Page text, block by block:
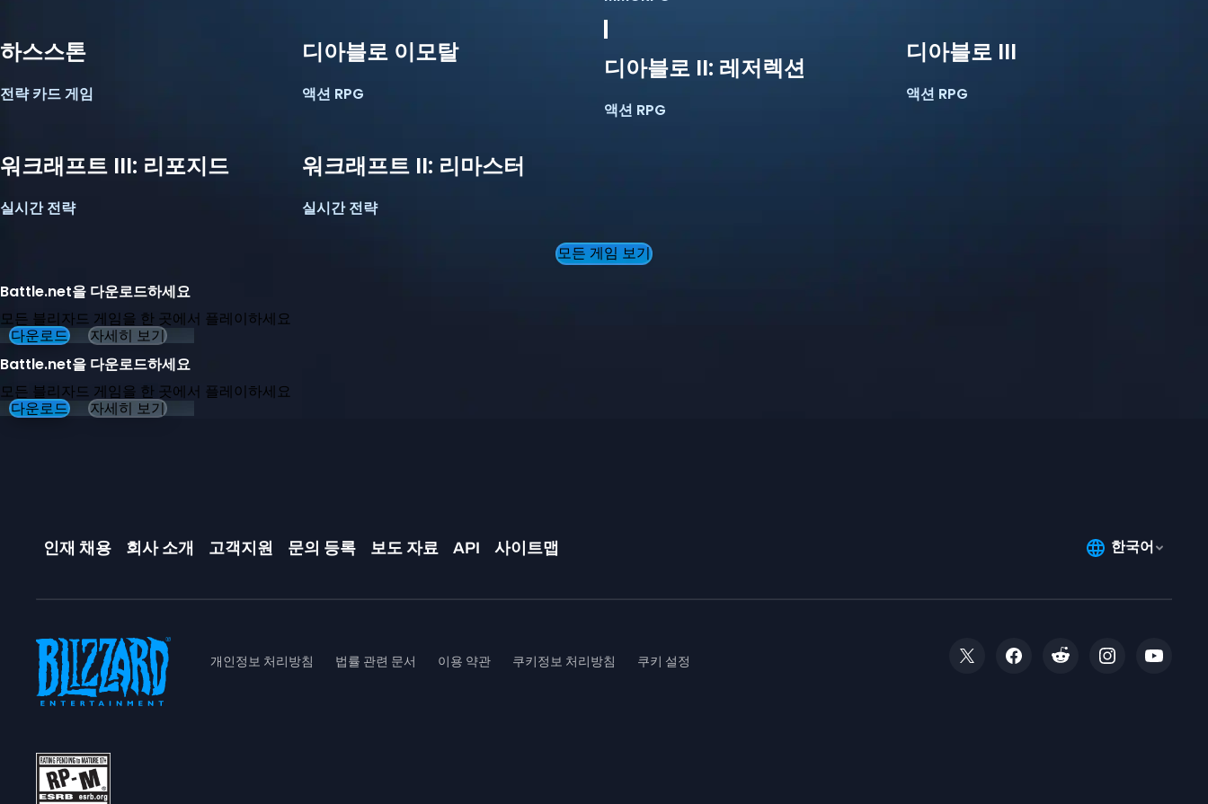
하스스톤
전략 카드 게임
디아블로 이모탈
액션 RPG
디아블로 II: 레저렉션
액션 RPG
디아블로 III
액션 RPG
워크래프트 III: 리포지드
실시간 전략
워크래프트 II: 리마스터
실시간 전략
모든 게임 보기
Battle.net을 다운로드하세요
모든 블리자드 게임을 한 곳에서 플레이하세요
다운로드
자세히 보기
Battle.net을 다운로드하세요
모든 블리자드 게임을 한 곳에서 플레이하세요
다운로드
자세히 보기